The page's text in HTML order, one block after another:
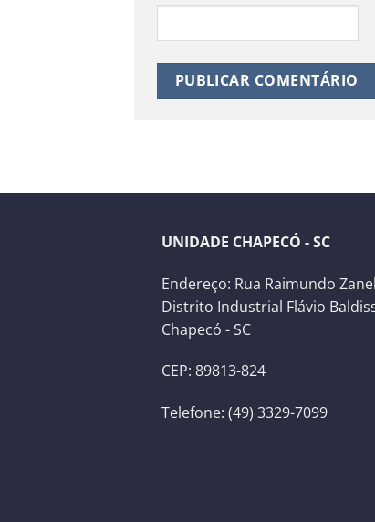
UNIDADE CHAPECÓ - SC
Endereço: Rua Raimundo
Distrito Industrial Flávio
Chapecó - SC
CEP: 89813-824
Telefone: (49) 3329-7099